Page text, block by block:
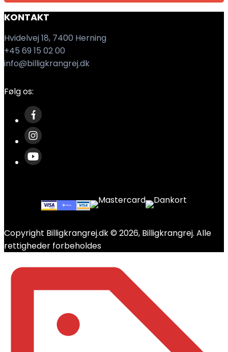
KONTAKT
Hvidelvej 18, 7400 Herning
+45 69 15 02 00
info@billigkrangrej.dk
Følg os:
Copyright Billigkrangrej.dk © 2026, Billigkrangrej. Alle
rettigheder forbeholdes